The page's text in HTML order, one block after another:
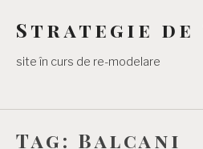
Strategie de
site în curs de re-modelare
Tag: Balcani